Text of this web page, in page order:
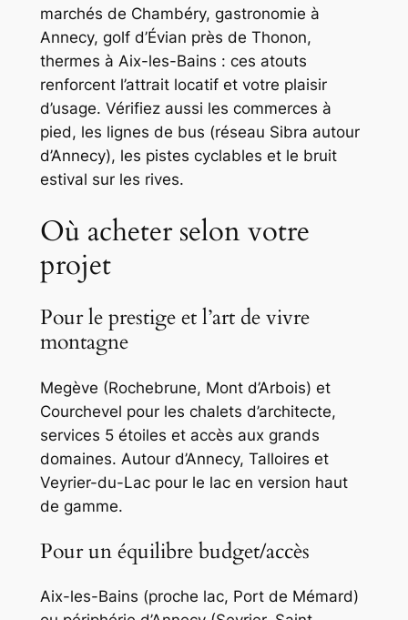
marchés de Chambéry, gastronomie à
Annecy, golf d’Évian près de Thonon,
thermes à Aix-les-Bains : ces atouts
renforcent l’attrait locatif et votre plaisir
d’usage. Vérifiez aussi les commerces à
pied, les lignes de bus (réseau Sibra autour
d’Annecy), les pistes cyclables et le bruit
estival sur les rives.
Où acheter selon votre
projet
Pour le prestige et l’art de vivre
montagne
Megève (Rochebrune, Mont d’Arbois) et
Courchevel pour les chalets d’architecte,
services 5 étoiles et accès aux grands
domaines. Autour d’Annecy, Talloires et
Veyrier-du-Lac pour le lac en version haut
de gamme.
Pour un équilibre budget/accès
Aix-les-Bains (proche lac, Port de Mémard)